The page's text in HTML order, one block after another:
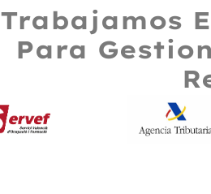
Trabajamos
Para